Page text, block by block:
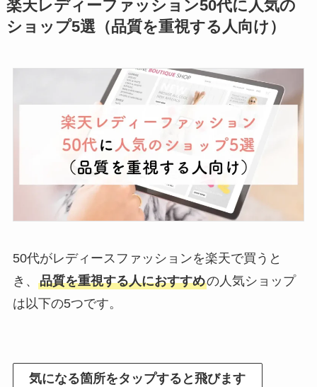
楽天レディーファッション50代に人気の
ショップ5選（品質を重視する人向け）
50代がレディースファッションを楽天で買うと
き、 品質を重視する人におすすめの人気ショップ
は以下の5つです。
気になる箇所をタップすると飛びます